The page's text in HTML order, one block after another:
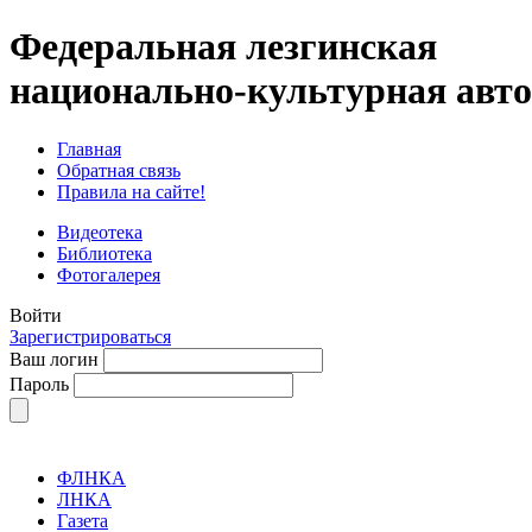
Федеральная лезгинская
национально-культурная
Главная
Обратная связь
Правила на сайте!
Видеотека
Библиотека
Фотогалерея
Войти
Зарегистрироваться
Ваш логин
Пароль
ФЛНКА
ЛНКА
Газета